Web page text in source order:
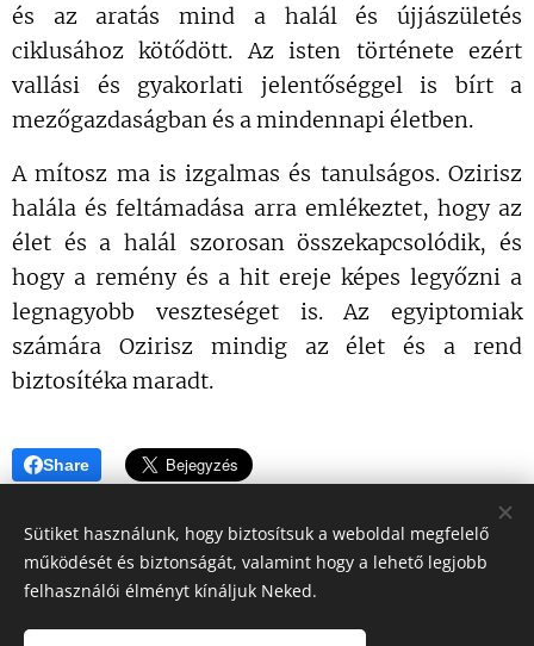
és az aratás mind a halál és újjászületés
ciklusához kötődött. Az isten története ezért
vallási és gyakorlati jelentőséggel is bírt a
mezőgazdaságban és a mindennapi életben.
A mítosz ma is izgalmas és tanulságos. Ozirisz
halála és feltámadása arra emlékeztet, hogy az
élet és a halál szorosan összekapcsolódik, és
hogy a remény és a hit ereje képes legyőzni a
legnagyobb veszteséget is. Az egyiptomiak
számára Ozirisz mindig az élet és a rend
biztosítéka maradt.
Share
Sütiket használunk, hogy biztosítsuk a weboldal megfelelő
működését és biztonságát, valamint hogy a lehető legjobb
felhasználói élményt kínáljuk Neked.